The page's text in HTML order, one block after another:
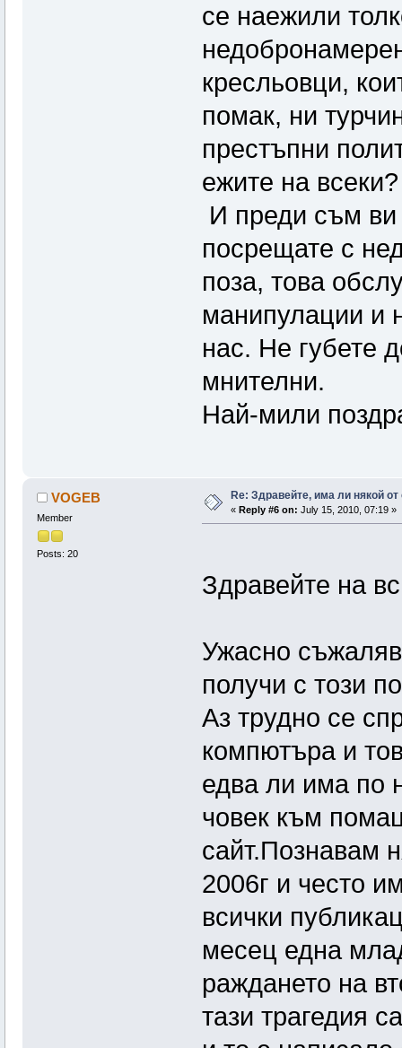
се наежили
кресльовци,
помак, ни
престъпни
ежите на всеки?
И преди съм ви
посрещате с
поза, това
манипулации и
нас. Не губете
мнителни.
Най-мили
VOGEB
Member
Posts: 20
Re: Здравейте, има ли някой
« Reply #6 on: July 15, 2010, 07:19 »
Здравейте на
Ужасно
получи с този
Аз трудно се
компютъра и
едва ли има по
човек към
сайт.Познавам
2006г и често
всички
месец една
раждането на
тази трагедия